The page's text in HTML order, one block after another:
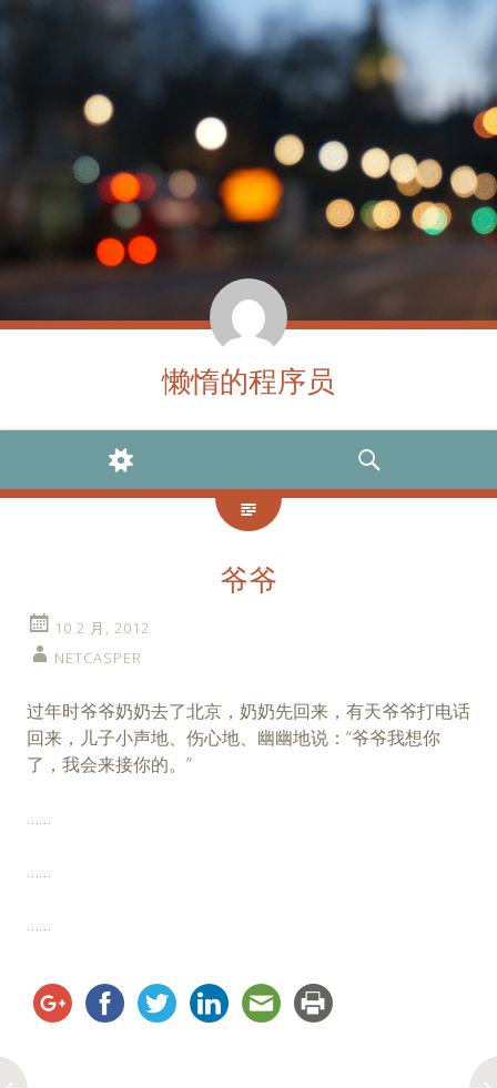
懒惰的程序员
WIDGETS
SEARCH
爷爷
10 2 月, 2012
NETCASPER
过年时爷爷奶奶去了北京，奶奶先回来，有天爷爷打电话
回来，儿子小声地、伤心地、幽幽地说：“爷爷我想你
了，我会来接你的。”
……
……
……